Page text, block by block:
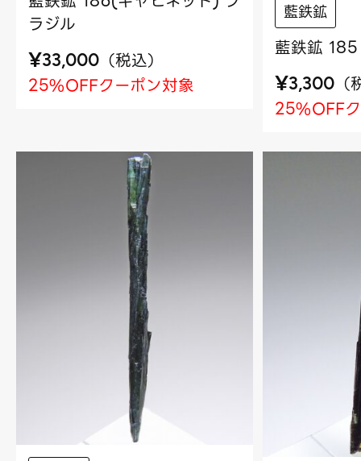
ラジル
¥33,000 （税込）
25%OFFクーポン対象
藍鉄鉱
藍鉄鉱
¥3,300 （
25%OFF